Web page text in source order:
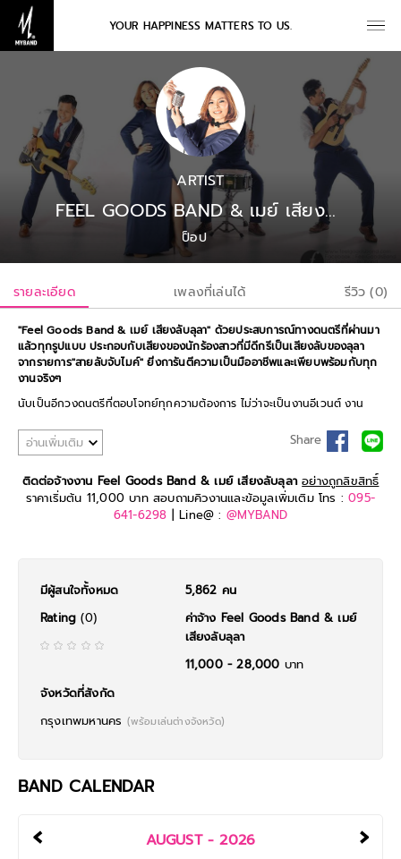
YOUR HAPPINESS MATTERS TO US.
ARTIST
FEEL GOODS BAND & เมย์ เสียงลับลุลา
ป็อป
รายละเอียด เพลงที่เล่นได้ รีวิว (0)
"Feel Goods Band & เมย์ เสียงลับลุลา" ด้วยประสบการณ์ทางดนตรีที่ผ่านมา
แล้วทุกรูปแบบ ประกอบกับเสียงของนักร้องสาวที่มีดีกรีเป็นเสียงลับของลุลา
จากรายการ"สายลับจับไมค์" ยิ่งการันตีความเป็นมืออาชีพและเพียบพร้อมกับทุก
งานจริงๆ
นับเป็นอีกวงดนตรีที่ตอบโจทย์ทุกความต้องการ ไม่ว่าจะเป็นงานอีเวนต์ งาน
Pop-Rock ด้วยเครื่องดนตรีที่หลากหลาย ทั้ง กีต้าร์, คีย์บอร์ด, เบส,ดับเบิ้ล
เบส, กลอง/กลองไฟฟ้า เป็นต้น
"Feel Goods Band & เมย์ เสียงลับลุลา" พร้อมมอบความสุข สนุก ครบทุก
ฟีลลิ่งแล้ววันนี้
อ่านเพิ่มเติม Share
ติดต่อจ้างงาน Feel Goods Band & เมย์ เสียงลับลุลา อย่างถูกลิขสิทธิ์
ราคาเริ่มต้น 11,000 บาท สอบถามคิวงานและข้อมูลเพิ่มเติม โทร :095-
641-6298 | Line@ : @MYBAND
มีผู้สนใจทั้งหมด
5,862 คน
Rating (0)
ค่าจ้าง Feel Goods Band & เมย์
เสียงลับลุลา
11,000 - 28,000 บาท
จังหวัดที่สังกัด
กรุงเทพมหานคร (พร้อมเล่นต่างจังหวัด)
BAND CALENDAR
‹ ›
AUGUST - 2026